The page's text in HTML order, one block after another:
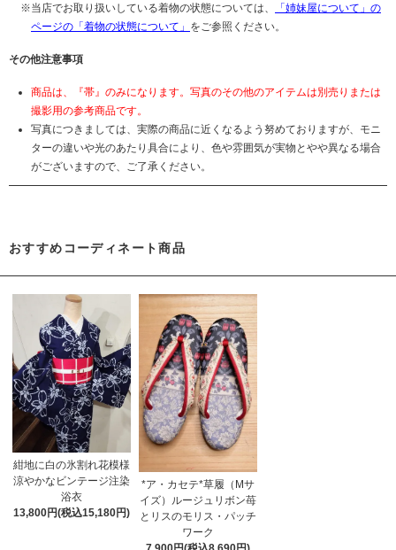
当店でお取り扱いしている着物の状態については、
「姉妹屋について」の
ページの「着物の状態について」 をご参照ください。
その他注意事項
商品は、『帯』のみになります。写真のその他のアイテムは別売りまたは
撮影用の参考商品です。
写真につきましては、実際の商品に近くなるよう努めておりますが、モニ
ターの違いや光のあたり具合により、色や雰囲気が実物とやや異なる場合
がございますので、ご了承ください。
おすすめコーディネート商品
紺地に白の氷割れ花模様
涼やかなビンテージ注染
浴衣
13,800円(税込15,180円)
*ア・カセテ*草履（Mサ
イズ）ルージュリボン苺
とリスのモリス・パッチ
ワーク